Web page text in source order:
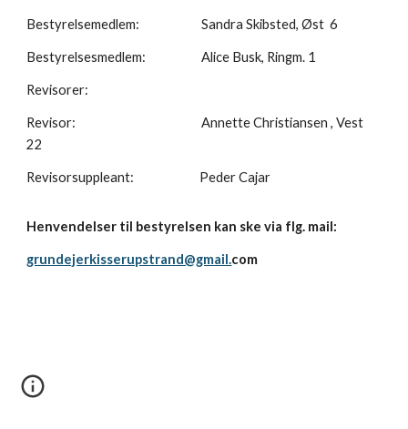
Bestyrelsemedlem: Sandra Skibsted, Øst 6
Bestyrelsesmedlem: Alice Busk, Ringm. 1
Revisorer:
Revisor:
Annette Christiansen , Vest
22
Revisorsuppleant: Peder Cajar
Henvendelser til bestyrelsen kan ske via flg. mail:
grundejerkisserupstrand@gmail.com